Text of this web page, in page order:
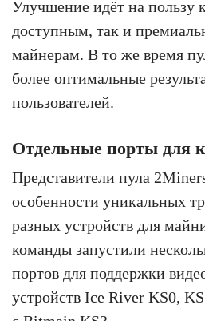
Улучшение идёт на пользу
доступным, так и
майнерам. В то же время
более оптимальные
пользователей.
Отдельные порты для
Представители пула
особенности уникальных
разных устройств для
команды запустили
портов для поддержки
устройств Ice River KS0,